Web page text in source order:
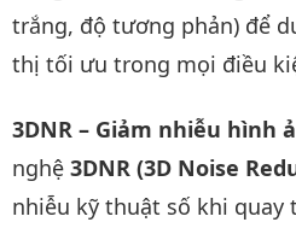
trắng, độ tương phản) để
thị tối ưu trong mọi điều
3DNR – Giảm nhiễu hình
nghệ 3DNR (3D Noise
nhiễu kỹ thuật số khi